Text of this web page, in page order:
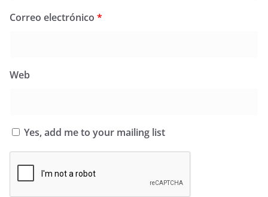
Correo electrónico *
Web
Yes, add me to your mailing list